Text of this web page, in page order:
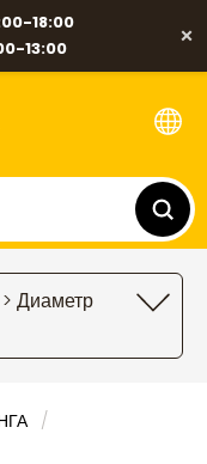
18:00
13:00
×
Диаметр